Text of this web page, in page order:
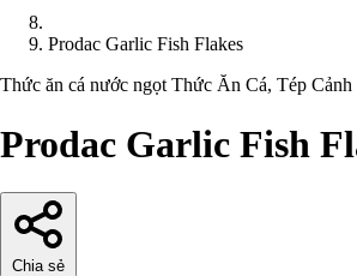
Prodac Garlic Fish Flakes
Thức ăn cá nước ngọt Thức Ăn Cá, Tép Cảnh
Prodac Garlic Fish
Chia sẻ